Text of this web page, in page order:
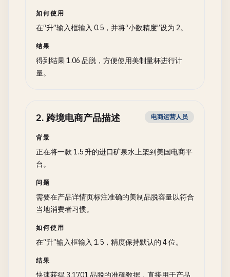
如何使用
在“升”输入框输入 0.5，并将“小数精度”设为 2。
结果
得到结果 1.06 品脱，方便使用美制量杯进行计
量。
2. 跨境电商产品描述 电商运营人员
背景
正在将一款 1.5 升的进口矿泉水上架到美国电商平
台。
问题
需要在产品详情页标注准确的美制品脱容量以符合
当地消费者习惯。
如何使用
在“升”输入框输入 1.5，精度保持默认的 4 位。
结果
快速获得 3.1701 品脱的准确数据，直接用于产品